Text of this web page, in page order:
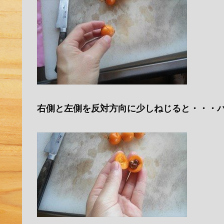
右側と左側を反対方向に少しねじると・・・